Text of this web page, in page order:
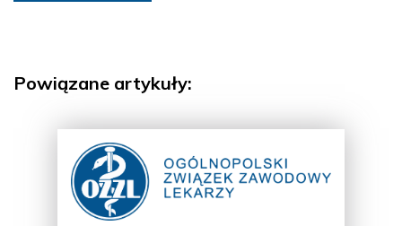
Powiązane artykuły: